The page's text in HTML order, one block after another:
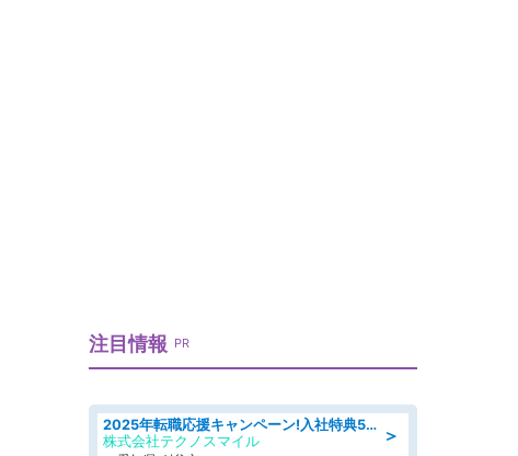
注目情報 PR
＞
2025年転職応援キャンペーン!入社特典58万円/デンソーで働こう!自動車工場で小型部品の検査業務 denso aichi
株式会社テクノスマイル